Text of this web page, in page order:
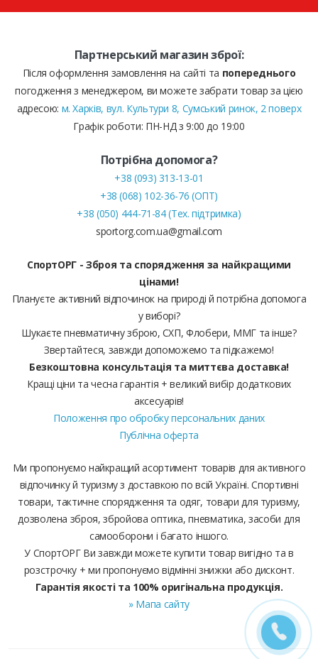
Партнерський магазин зброї:
Після оформлення замовлення на сайті та попереднього
погодження з менеджером, ви можете забрати товар за цією
адресою: м. Харків, вул. Культури 8, Сумський ринок, 2 поверх
Графік роботи: ПН-НД з 9:00 до 19:00
Потрібна допомога?
+38 (093) 313-13-01
+38 (068) 102-36-76 (ОПТ)
+38 (050) 444-71-84 (Тех. підтримка)
sportorg.com.ua@gmail.com
СпортОРГ - Зброя та спорядження за найкращими
цінами!
Плануєте активний відпочинок на природі й потрібна допомога
у виборі?
Шукаєте пневматичну зброю, СХП, Флобери, ММГ та інше?
Звертайтеся, завжди допоможемо та підкажемо!
Безкоштовна консультація та миттєва доставка!
Кращі ціни та чесна гарантія + великий вибір додаткових
аксесуарів!
Положення про обробку персональних даних
Публічна оферта
Ми пропонуємо найкращий асортимент товарів для активного
відпочинку й туризму з доставкою по всій Україні. Спортивні
товари, тактичне спорядження та одяг, товари для туризму,
дозволена зброя, збройова оптика, пневматика, засоби для
самооборони і багато іншого.
У СпортОРГ Ви завжди можете купити товар вигідно та в
розстрочку + ми пропонуємо відмінні знижки або дисконт.
Гарантія якості та 100% оригінальна продукція.
» Мапа сайту